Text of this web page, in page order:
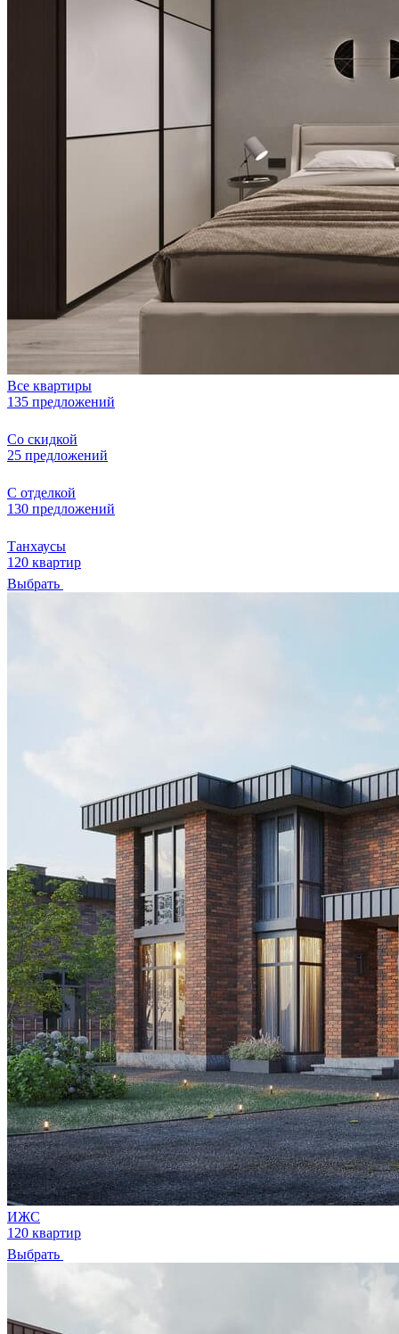
Все квартиры
135 предложений
Со скидкой
25 предложений
С отделкой
130 предложений
Танхаусы
120 квартир
Выбрать
ИЖС
120 квартир
Выбрать